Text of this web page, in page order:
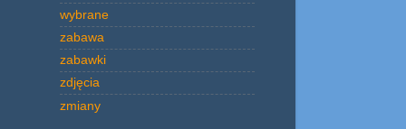
wybrane
zabawa
zabawki
zdjęcia
zmiany